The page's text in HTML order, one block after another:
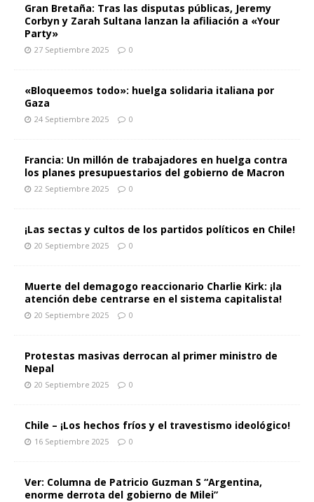
Gran Bretaña: Tras las disputas públicas, Jeremy
Corbyn y Zarah Sultana lanzan la afiliación a «Your
Party»
27 Septiembre 2025 0
«Bloqueemos todo»: huelga solidaria italiana por
Gaza
24 Septiembre 2025 0
Francia: Un millón de trabajadores en huelga contra
los planes presupuestarios del gobierno de Macron
22 Septiembre 2025 0
¡Las sectas y cultos de los partidos políticos en Chile!
20 Septiembre 2025 0
Muerte del demagogo reaccionario Charlie Kirk: ¡la
atención debe centrarse en el sistema capitalista!
20 Septiembre 2025 0
Protestas masivas derrocan al primer ministro de
Nepal
20 Septiembre 2025 0
Chile – ¡Los hechos fríos y el travestismo ideológico!
16 Septiembre 2025 0
Ver: Columna de Patricio Guzman S “Argentina,
enorme derrota del gobierno de Milei”